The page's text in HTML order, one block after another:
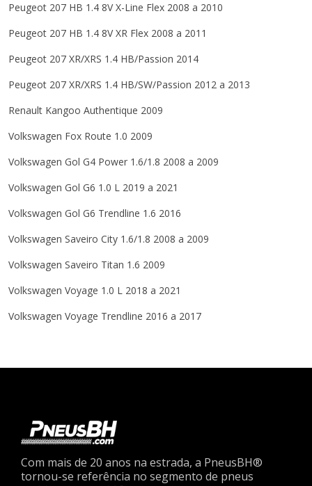
Peugeot 207 HB 1.4 8V X-Line Flex 2008 a 2010
Peugeot 207 HB 1.4 8V XR Flex 2008 a 2011
Peugeot 207 XR/XRS 1.4 HB/Passion 2014
Peugeot 207 XR/XRS 1.4 HB/SW/Passion 2012 a 2013
Renault Kangoo Authentique 2009
Volkswagen Fox Route 1.0 2009
Volkswagen Gol G4 Power 1.6/1.8 2008 a 2009
Volkswagen Gol G6 1.0 L 2019 a 2021
Volkswagen Gol G6 Trendline 1.6 2016
Volkswagen Saveiro City 1.6/1.8 2008 a 2009
Volkswagen Saveiro Titan 1.6 2009
Volkswagen Voyage 1.0 L 2018 a 2021
Volkswagen Voyage Trendline 2016 a 2017
Com mais de 20 anos na estrada, a PneusBH®
tornou-se referência no segmento de pneus